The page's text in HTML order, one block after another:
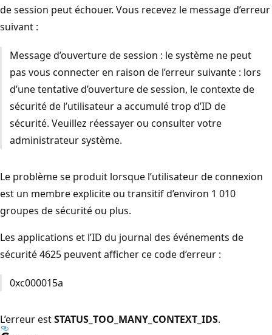
de session peut échouer. Vous recevez le message d’erreur
suivant :
Message d’ouverture de session : le système ne peut
pas vous connecter en raison de l’erreur suivante : lors
d’une tentative d’ouverture de session, le contexte de
sécurité de l’utilisateur a accumulé trop d’ID de
sécurité. Veuillez réessayer ou consulter votre
administrateur système.
Le problème se produit lorsque l’utilisateur de connexion
est un membre explicite ou transitif d’environ 1 010
groupes de sécurité ou plus.
Les applications et l’ID du journal des événements de
sécurité 4625 peuvent afficher ce code d’erreur :
0xc000015a
L’erreur estSTATUS_TOO_MANY_CONTEXT_IDS.